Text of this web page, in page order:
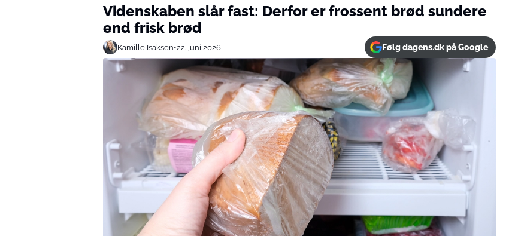
Videnskaben slår fast: Derfor er frossent brød sundere
end frisk brød
Kamille Isaksen•22. juni 2026 Følg dagens.dk på Google